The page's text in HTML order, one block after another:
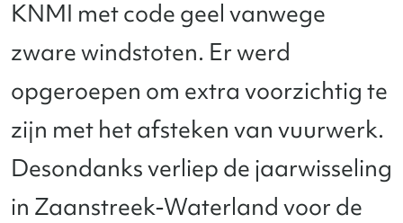
KNMI met code geel vanwege
zware windstoten. Er werd
opgeroepen om extra voorzichtig te
zijn met het afsteken van vuurwerk.
Desondanks verliep de jaarwisseling
in Zaanstreek-Waterland voor de